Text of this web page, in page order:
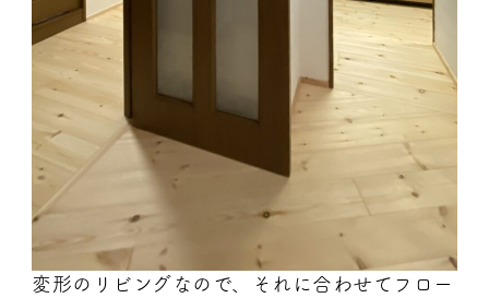
変形のリビングなので、それに合わせてフロー